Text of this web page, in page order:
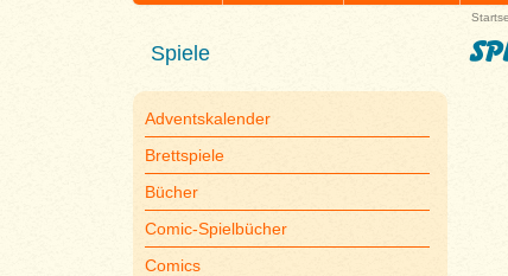
Spiele
Adventskalender
Brettspiele
Bücher
Comic-Spielbücher
Comics